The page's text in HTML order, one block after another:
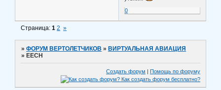
0
Страница:1 2 »
»ФОРУМ ВЕРТОЛЕТЧИКОВ » ВИРТУАЛЬНАЯ АВИАЦИЯ
» EECH
Создать форум | Помощь по форуму